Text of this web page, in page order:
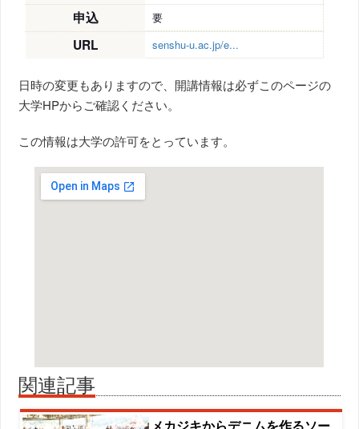
申込 要
URL senshu-u.ac.jp/e...
日時の変更もありますので、開講情報は必ずこのページの
大学HPからご確認ください。
この情報は大学の許可をとっています。
関連記事